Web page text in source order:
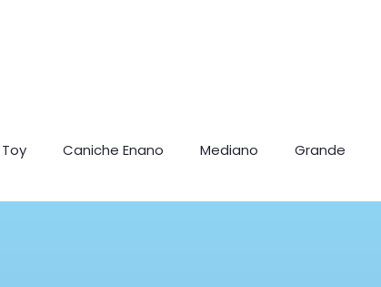
Caniche Enano Mediano Grande